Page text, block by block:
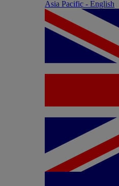
Asia Pacific - English